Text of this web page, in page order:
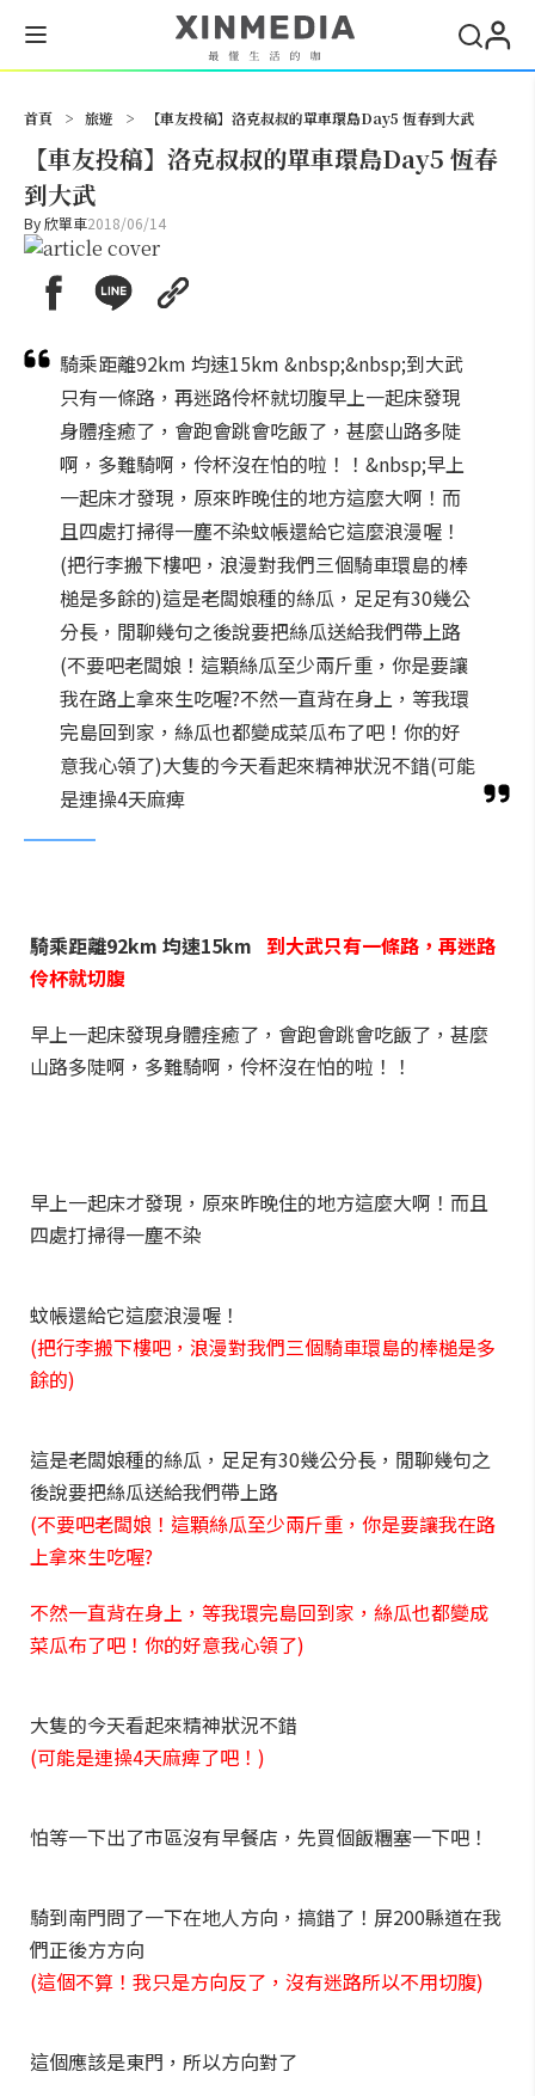
首頁 > 旅遊 > 【車友投稿】洛克叔叔的單車環島Day5 恆春到大武
【車友投稿】洛克叔叔的單車環島Day5 恆春
到大武
By欣單車2018/06/14
騎乘距離92km 均速15km &nbsp;&nbsp;到大武
只有一條路，再迷路伶杯就切腹早上一起床發現
身體痊癒了，會跑會跳會吃飯了，甚麼山路多陡
啊，多難騎啊，伶杯沒在怕的啦！！&nbsp;早上
一起床才發現，原來昨晚住的地方這麼大啊！而
且四處打掃得一塵不染蚊帳還給它這麼浪漫喔！
(把行李搬下樓吧，浪漫對我們三個騎車環島的棒
槌是多餘的)這是老闆娘種的絲瓜，足足有30幾公
分長，閒聊幾句之後說要把絲瓜送給我們帶上路
(不要吧老闆娘！這顆絲瓜至少兩斤重，你是要讓
我在路上拿來生吃喔?不然一直背在身上，等我環
完島回到家，絲瓜也都變成菜瓜布了吧！你的好
意我心領了)大隻的今天看起來精神狀況不錯(可能
是連操4天麻痺
騎乘距離92km 均速15km 到大武只有一條路，再迷路
伶杯就切腹
早上一起床發現身體痊癒了，會跑會跳會吃飯了，甚麼
山路多陡啊，多難騎啊，伶杯沒在怕的啦！！
早上一起床才發現，原來昨晚住的地方這麼大啊！而且
四處打掃得一塵不染
蚊帳還給它這麼浪漫喔！
(把行李搬下樓吧，浪漫對我們三個騎車環島的棒槌是多
餘的)
這是老闆娘種的絲瓜，足足有30幾公分長，閒聊幾句之
後說要把絲瓜送給我們帶上路
(不要吧老闆娘！這顆絲瓜至少兩斤重，你是要讓我在路
上拿來生吃喔?
不然一直背在身上，等我環完島回到家，絲瓜也都變成
菜瓜布了吧！你的好意我心領了)
大隻的今天看起來精神狀況不錯
(可能是連操4天麻痺了吧！)
怕等一下出了市區沒有早餐店，先買個飯糰塞一下吧！
騎到南門問了一下在地人方向，搞錯了！屏200縣道在我
們正後方方向
(這個不算！我只是方向反了，沒有迷路所以不用切腹)
這個應該是東門，所以方向對了